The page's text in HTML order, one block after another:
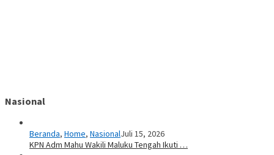
Nasional
Beranda, Home, NasionalJuli 15, 2026
KPN Adm Mahu Wakili Maluku Tengah Ikuti …